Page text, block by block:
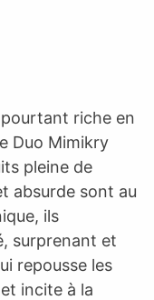
riche en
Duo Mimikry
pleine de
absurde sont au
ils
surprenant et
repousse les
incite à la